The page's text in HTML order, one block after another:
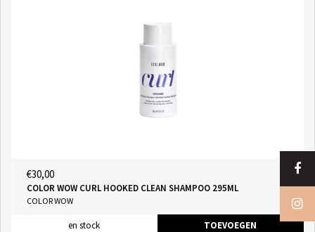
€30,00
COLOR WOW CURL HOOKED CLEAN SHAMPOO 295ML
COLOR WOW
en stock TOEVOEGEN